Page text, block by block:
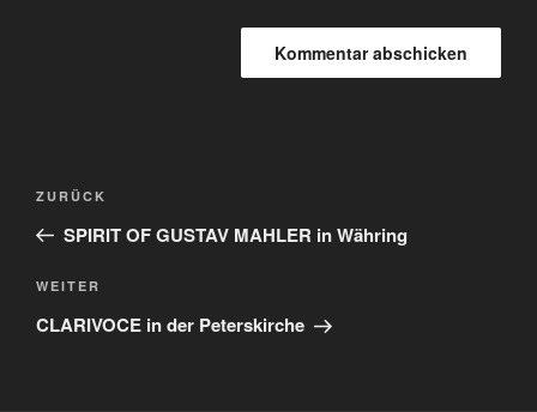
Beitragsnavigation
Vorheriger
Beitrag
ZURÜCK
SPIRIT OF GUSTAV MAHLER in Währing
Nächster
Beitrag
WEITER
CLARIVOCE in der Peterskirche